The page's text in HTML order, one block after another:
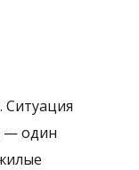
— один